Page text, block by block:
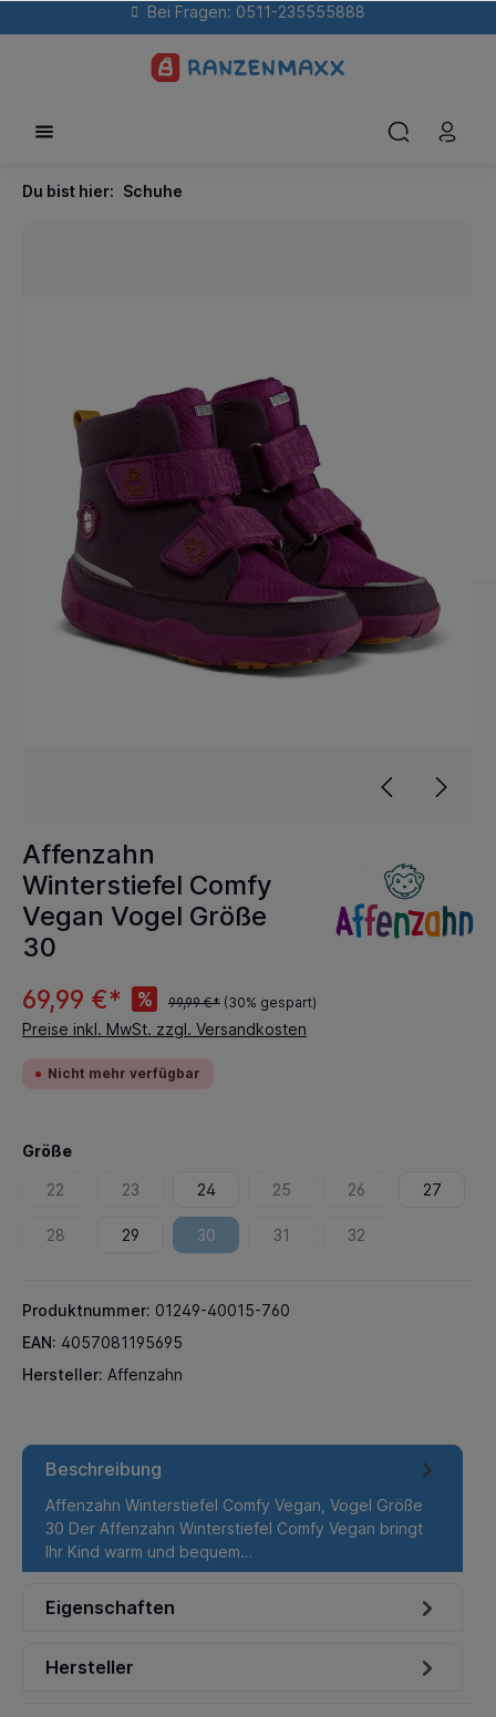
Bei Fragen: 0511-235555888
Du bist hier: Schuhe
Affenzahn
Winterstiefel Comfy
Vegan Vogel Größe
30
69,99 €* % 99,99 €* (30% gespart)
Preise inkl. MwSt. zzgl. Versandkosten
Nicht mehr verfügbar
Größe
22 23 24 25 26 27
28 29 30 31 32
Produktnummer: 01249-40015-760
EAN: 4057081195695
Hersteller: Affenzahn
Beschreibung
Affenzahn Winterstiefel Comfy Vegan, Vogel Größe
30 Der Affenzahn Winterstiefel Comfy Vegan bringt
Ihr Kind warm und bequem…
Eigenschaften
Hersteller